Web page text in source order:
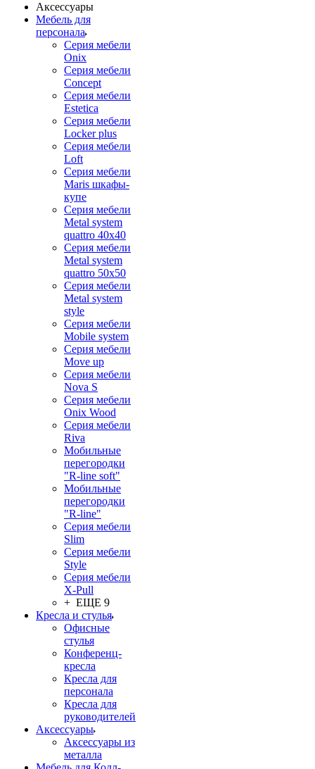
Аксессуары
Мебель для
персонала
Серия мебели
Onix
Серия мебели
Concept
Серия мебели
Estetica
Серия мебели
Locker plus
Серия мебели
Loft
Серия мебели
Maris шкафы-
купе
Серия мебели
Metal system
quattro 40x40
Серия мебели
Metal system
quattro 50x50
Серия мебели
Metal system
style
Серия мебели
Mobile system
Серия мебели
Move up
Серия мебели
Nova S
Серия мебели
Onix Wood
Серия мебели
Riva
Мобильные
перегородки
"R-line soft"
Мобильные
перегородки
"R-line"
Серия мебели
Slim
Серия мебели
Style
Серия мебели
X-Pull
+ ЕЩЕ 9
Кресла и стулья
Офисные
стулья
Конференц-
кресла
Кресла для
персонала
Кресла для
руководителей
Аксессуары
Аксессуары из
металла